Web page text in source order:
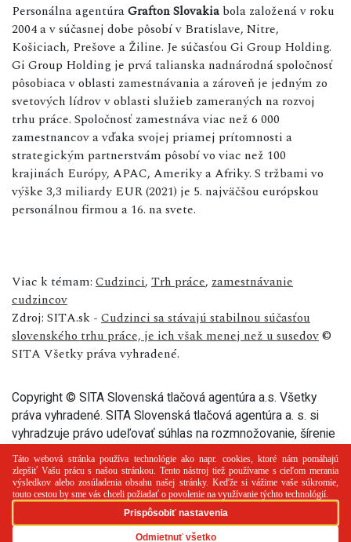
Personálna agentúraGrafton Slovakia bola založená v roku
2004 a v súčasnej dobe pôsobí v Bratislave, Nitre,
Košiciach, Prešove a Žiline. Je súčasťou Gi Group Holding.
Gi Group Holding je prvá talianska nadnárodná spoločnosť
pôsobiaca v oblasti zamestnávania a zároveň je jedným zo
svetových lídrov v oblasti služieb zameraných na rozvoj
trhu práce. Spoločnosť zamestnáva viac než 6 000
zamestnancov a vďaka svojej priamej prítomnosti a
strategickým partnerstvám pôsobí vo viac než 100
krajinách Európy, APAC, Ameriky a Afriky. S tržbami vo
výške 3,3 miliardy EUR (2021) je 5. najväčšou európskou
personálnou firmou a 16. na svete.
Viac k témam: Cudzinci, Trh práce, zamestnávanie
cudzincov
Zdroj: SITA.sk - Cudzinci sa stávajú stabilnou súčasťou
slovenského trhu práce, je ich však menej než u susedov©
SITA Všetky práva vyhradené.
Copyright © SITA Slovenská tlačová agentúra a.s. Všetky
práva vyhradené. SITA Slovenská tlačová agentúra a. s. si
vyhradzuje právo udeľovať súhlas na rozmnožovanie, šírenie